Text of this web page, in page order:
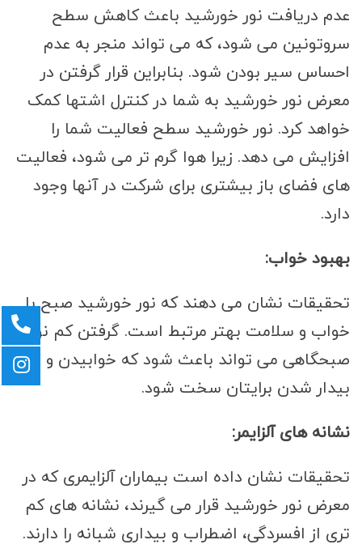
عدم دریافت نور خورشید باعث کاهش سطح
سروتونین می شود، که می تواند منجر به عدم
احساس سیر بودن شود. بنابراین قرار گرفتن در
معرض نور خورشید به شما در کنترل اشتها کمک
خواهد کرد. نور خورشید سطح فعالیت شما را
افزایش می دهد. زیرا هوا گرم تر می شود، فعالیت
های فضای باز بیشتری برای شرکت در آنها وجود
دارد.
بهبود خواب:
تحقیقات نشان می دهند که نور خورشید صبح با
خواب و سلامت بهتر مرتبط است. گرفتن کم نور
صبحگاهی می تواند باعث شود که خوابیدن و
بیدار شدن برایتان سخت شود.
نشانه های آلزایمر:
تحقیقات نشان داده است بیماران آلزایمری که در
معرض نور خورشید قرار می گیرند، نشانه های کم
تری از افسردگی، اضطراب و بیداری شبانه را دارند.